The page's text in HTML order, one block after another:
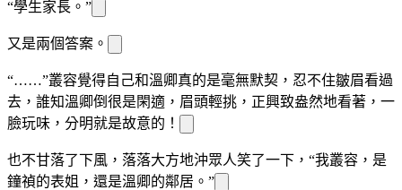
“學生家長。”
又是兩個答案。
“……”叢容覺得自己和溫卿真的是毫無默契，忍不住皺眉看過
去，誰知溫卿倒很是閑適，眉頭輕挑，正興致盎然地看著 ，一
臉玩味，分明就是故意的！
也不甘落了下風，落落大方地沖眾人笑了一下，“我叢容，是
鐘禎的表姐，還是溫卿的鄰居。”